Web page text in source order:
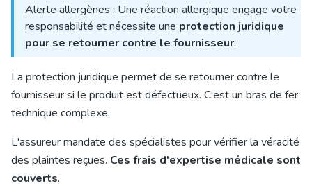
Alerte allergènes : Une réaction allergique engage votre
responsabilité et nécessite une protection juridique
pour se retourner contre le fournisseur.
La protection juridique permet de se retourner contre le
fournisseur si le produit est défectueux. C'est un bras de fer
technique complexe.
L'assureur mandate des spécialistes pour vérifier la véracité
des plaintes reçues. Ces frais d'expertise médicale sont
couverts.